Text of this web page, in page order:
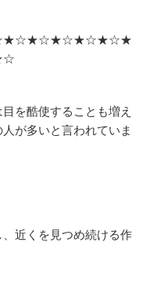
を酷使することも増え
が多いと言われていま
近くを見つめ続ける作